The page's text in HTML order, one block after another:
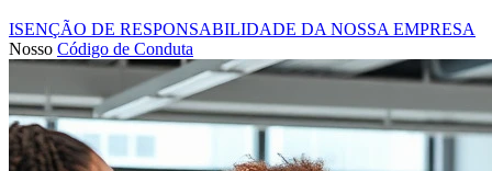
ISENÇÃO DE RESPONSABILIDADE DA NOSSA EMPRESA
Nosso Código de Conduta